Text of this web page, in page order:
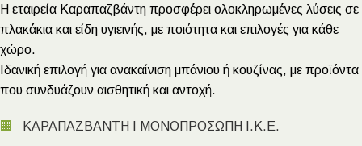
Η εταιρεία Καραπαζβάντη προσφέρει ολοκληρωμένες λύσεις σε
πλακάκια και είδη υγιεινής, με ποιότητα και επιλογές για κάθε
χώρο.
Ιδανική επιλογή για ανακαίνιση μπάνιου ή κουζίνας, με προϊόντα
που συνδυάζουν αισθητική και αντοχή.
🏢 ΚΑΡΑΠΑΖΒΑΝΤΗ Ι ΜΟΝΟΠΡΟΣΩΠΗ Ι.Κ.Ε.